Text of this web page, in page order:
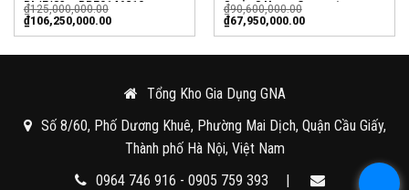
BL/F/83 – PRF0146210
₫125,000,000.00
₫106,250,000.00
Serie 8 Home Connect
₫90,600,000.00
₫67,950,000.00
Tổng Kho Gia Dụng GNA
Số 8/60, Phố Dương Khuê, Phường Mai Dịch, Quận Cầu Giấy,
Thành phố Hà Nội, Việt Nam
0964 746 916 - 0905 759 393
|